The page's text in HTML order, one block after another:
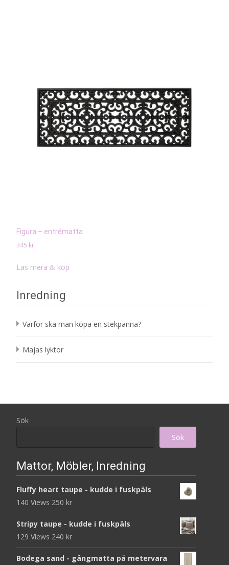
Figura – entrématta
345 kr
Läs mera & köp
Inredning
Varför ska man köpa en stekpanna?
Majas lyktor
Sök
Sök
Mattor, Möbler, Inredning
Fluffy heart taupe - kudde i fuskpäls
140 Views 250 kr
Stripy taupe - kudde i fuskpäls
129 Views 240 kr
Bodega sand - gångmatta på metervara